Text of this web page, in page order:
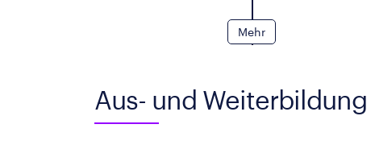
Mehr
Aus- und Weiterbildung